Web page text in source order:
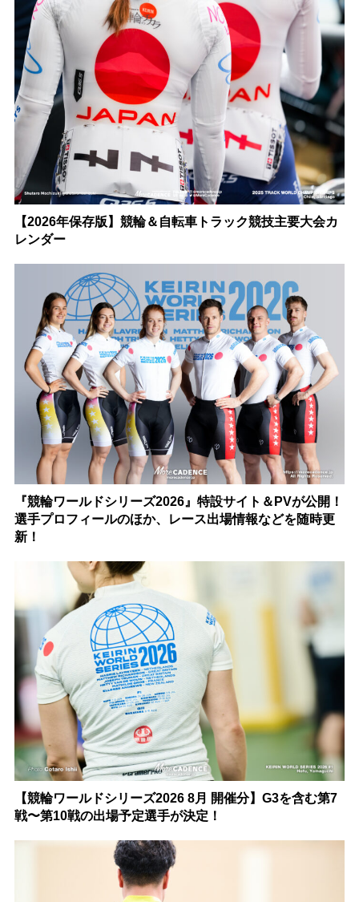
【2026年保存版】競輪＆自転車トラック競技主要大会カ
レンダー
『競輪ワールドシリーズ2026』特設サイト＆PVが公開！
選手プロフィールのほか、レース出場情報などを随時更
新！
【競輪ワールドシリーズ2026 8月 開催分】G3を含む第7
戦〜第10戦の出場予定選手が決定！